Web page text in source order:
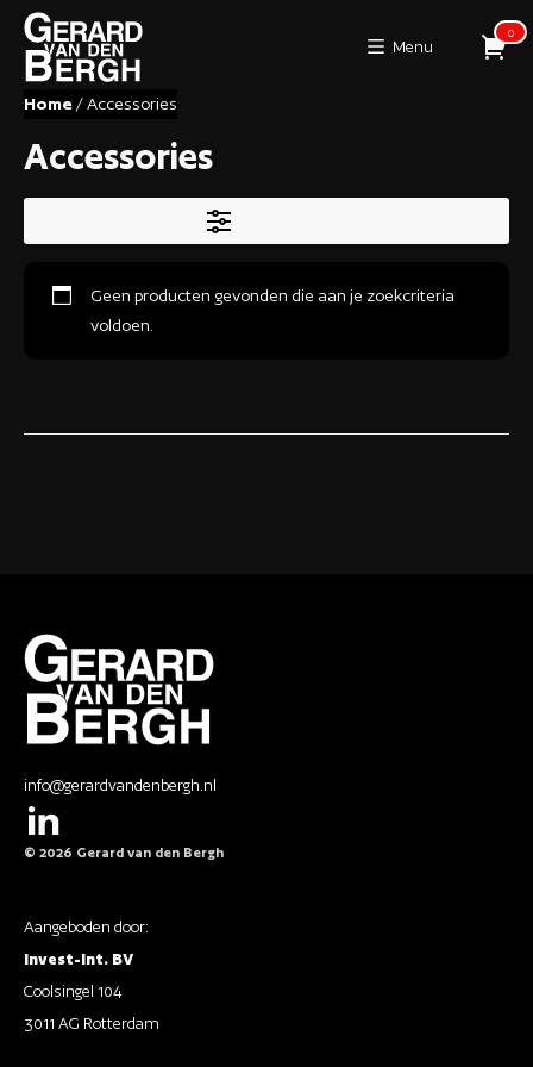
Menu
0
Home/ Accessories
Accessories
Geen producten gevonden die aan je zoekcriteria
voldoen.
info@gerardvandenbergh.nl
© 2026 Gerard van den Bergh
Aangeboden door:
Invest-Int. BV
Coolsingel 104
3011 AG Rotterdam